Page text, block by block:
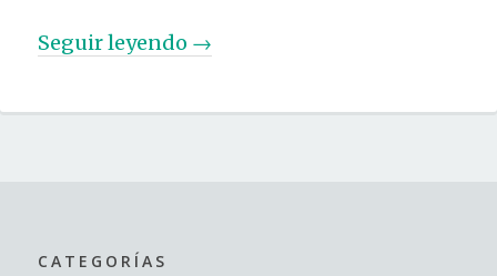
Seguir leyendo «
a
→
CATEGORÍAS